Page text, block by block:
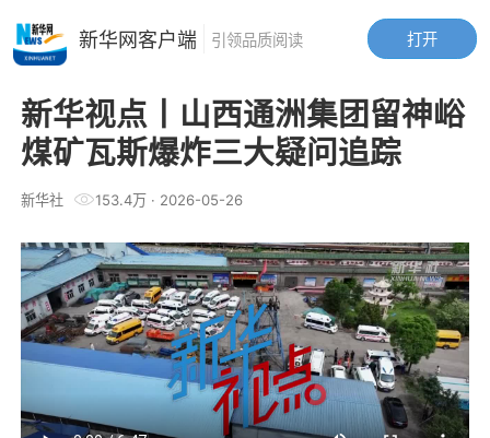
新华视点丨山西通洲集团留神峪
煤矿瓦斯爆炸三大疑问追踪
新华社 153.4万· 2026-05-26
打开
新华网客户端 引领品质阅读